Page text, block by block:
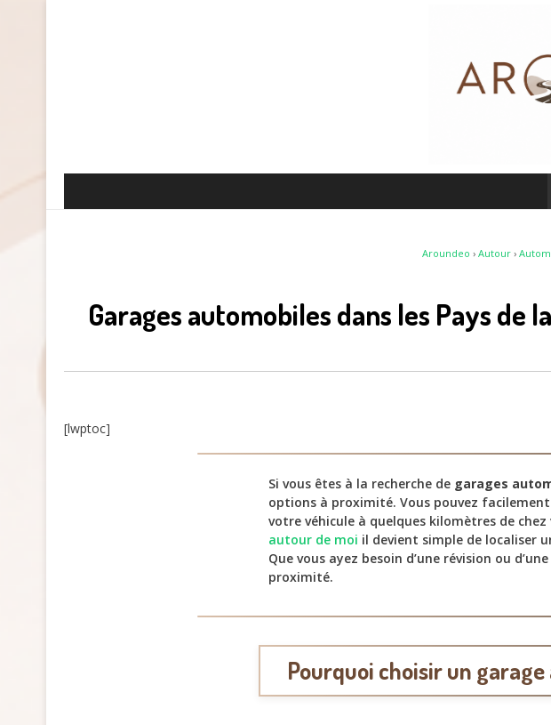
Aroundeo › Autour›
Garages automobiles dans les Pays de
[lwptoc]
Si vous êtes à la recherche de garages
options à proximité. Vous pouvez
votre véhicule à quelques kilomètres de
autour de moi il devient simple de localiser
Que vous ayez besoin d’une révision ou
proximité.
Pourquoi choisir un